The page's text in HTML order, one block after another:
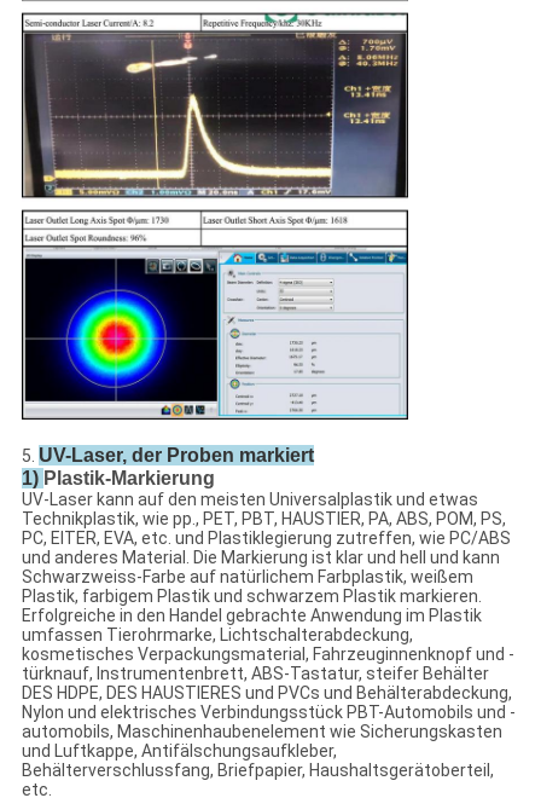
5. UV-Laser, der Proben markiert
1) Plastik-Markierung
UV-Laser kann auf den meisten Universalplastik und etwas
Technikplastik, wie pp., PET, PBT, HAUSTIER, PA, ABS, POM, PS,
PC, EITER, EVA, etc. und Plastiklegierung zutreffen, wie PC/ABS
und anderes Material. Die Markierung ist klar und hell und kann
Schwarzweiss-Farbe auf natürlichem Farbplastik, weißem
Plastik, farbigem Plastik und schwarzem Plastik markieren.
Erfolgreiche in den Handel gebrachte Anwendung im Plastik
umfassen Tierohrmarke, Lichtschalterabdeckung,
kosmetisches Verpackungsmaterial, Fahrzeuginnenknopf und -
türknauf, Instrumentenbrett, ABS-Tastatur, steifer Behälter
DES HDPE, DES HAUSTIERES und PVCs und Behälterabdeckung,
Nylon und elektrisches Verbindungsstück PBT-Automobils und -
automobils, Maschinenhaubenelement wie Sicherungskasten
und Luftkappe, Antifälschungsaufkleber,
Behälterverschlussfang, Briefpapier, Haushaltsgerätoberteil,
etc.